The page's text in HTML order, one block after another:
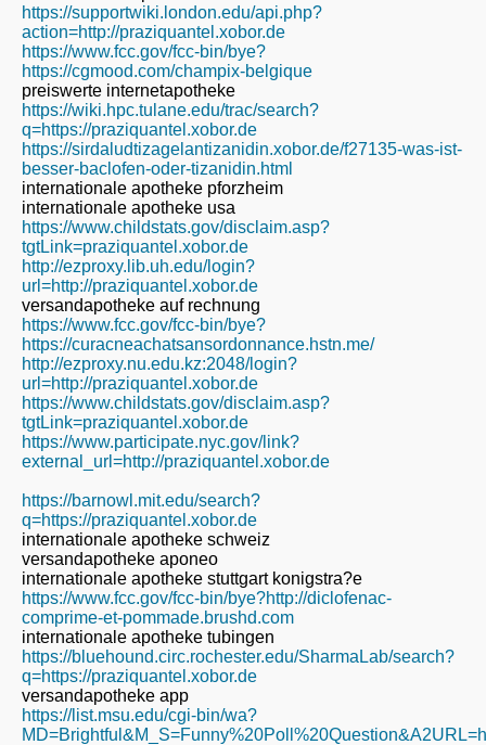
https://supportwiki.london.edu/api.php?
action=http://praziquantel.xobor.de
https://www.fcc.gov/fcc-bin/bye?
https://cgmood.com/champix-belgique
preiswerte internetapotheke
https://wiki.hpc.tulane.edu/trac/search?
q=https://praziquantel.xobor.de
https://sirdaludtizagelantizanidin.xobor.de/f27135-was-ist-
besser-baclofen-oder-tizanidin.html
internationale apotheke pforzheim
internationale apotheke usa
https://www.childstats.gov/disclaim.asp?
tgtLink=praziquantel.xobor.de
http://ezproxy.lib.uh.edu/login?
url=http://praziquantel.xobor.de
versandapotheke auf rechnung
https://www.fcc.gov/fcc-bin/bye?
https://curacneachatsansordonnance.hstn.me/
http://ezproxy.nu.edu.kz:2048/login?
url=http://praziquantel.xobor.de
https://www.childstats.gov/disclaim.asp?
tgtLink=praziquantel.xobor.de
https://www.participate.nyc.gov/link?
external_url=http://praziquantel.xobor.de
https://barnowl.mit.edu/search?
q=https://praziquantel.xobor.de
internationale apotheke schweiz
versandapotheke aponeo
internationale apotheke stuttgart konigstra?e
https://www.fcc.gov/fcc-bin/bye?http://diclofenac-
comprime-et-pommade.brushd.com
internationale apotheke tubingen
https://bluehound.circ.rochester.edu/SharmaLab/search?
q=https://praziquantel.xobor.de
versandapotheke app
https://list.msu.edu/cgi-bin/wa?